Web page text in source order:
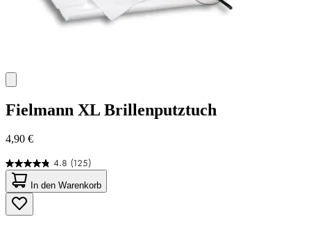
Fielmann XL Brillenputztuch
4,90 €
4.8 (125)
4.8
von
5
Sternen.
125
In den Warenkorb